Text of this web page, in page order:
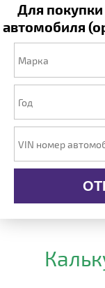
Для
автомобиля